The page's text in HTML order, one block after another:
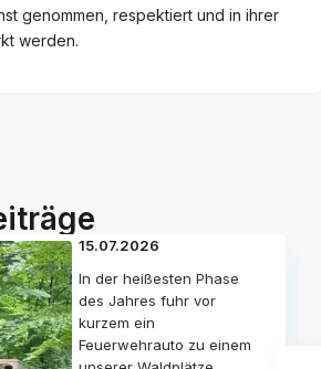
genommen, respektiert und in ihrer
werden.
15.07.2026
In der heißesten Phase
des Jahres fuhr vor
kurzem ein
Feuerwehrauto zu einem